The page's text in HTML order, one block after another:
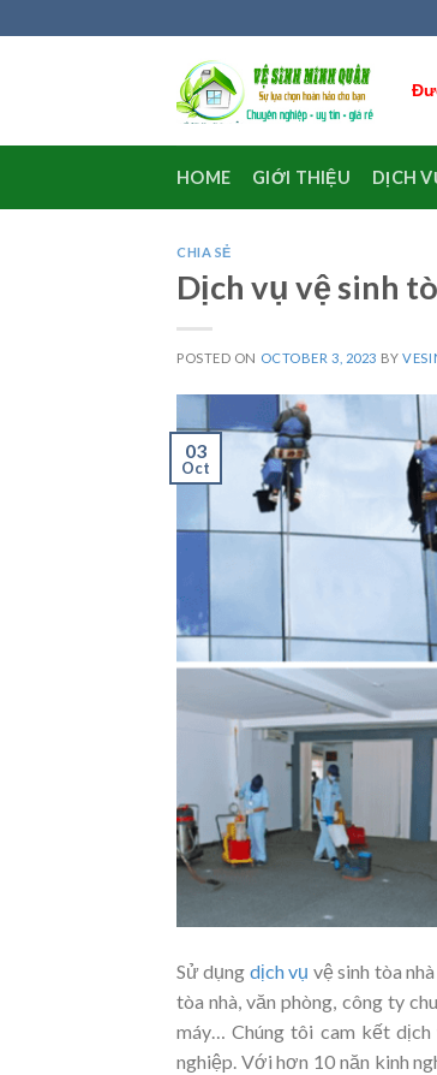
to
HOME GIỚI THIỆU DỊCH
CHIA SẺ
Dịch vụ vệ sinh
POSTED ON OCTOBER 3, 2023 BY
03
Oct
Sử dụng dịch vụ vệ sinh tòa
tòa nhà, văn phòng, công ty
máy… Chúng tôi cam kết dịch
nghiệp. Với hơn 10 năn kinh